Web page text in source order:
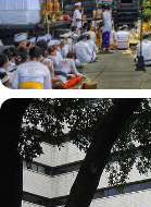
را رقم زد.
تأسیس بودی اوتومو، اولین سازمان سیاسی بومی، در سال 1908 میل
و محمد هاتا
پس از اشغال
ژاپن در طول جنگ جهانی دوم، اندونزی در 17 اوت 1945 اعلام استقلال
به رسمیت شناختن